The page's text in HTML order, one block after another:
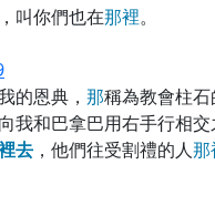
，叫你們也在那裡。
的恩典， 那稱為教會柱
我和巴拿巴用右手行相
去 ，他們往受割禮的人那